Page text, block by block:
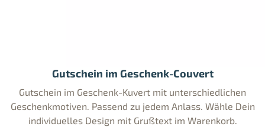
Gutschein im Geschenk-Couvert
Gutschein im Geschenk-Kuvert mit unterschiedlichen
Geschenkmotiven. Passend zu jedem Anlass. Wähle Dein
individuelles Design mit Grußtext im Warenkorb.